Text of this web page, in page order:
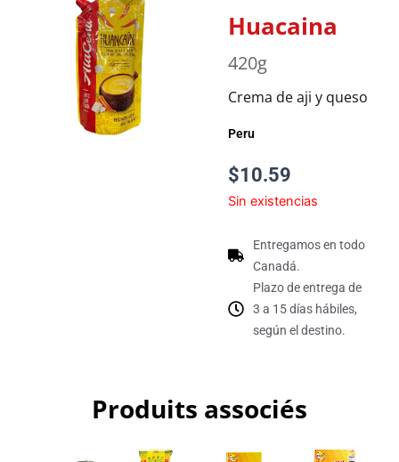
Huacaina
420g
Crema de aji y queso
Peru
$10.59
Sin existencias
Entregamos en todo
Canadá.
Plazo de entrega de
3 a 15 días hábiles,
según el destino.
Produits associés